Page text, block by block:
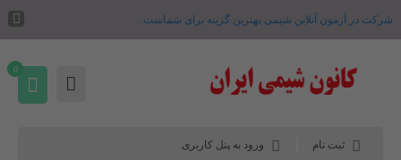
شرکت در آزمون آنلاین شیمی بهترین گزینه برای شماست .
ثبت نام ورود به پنل کاربری
0